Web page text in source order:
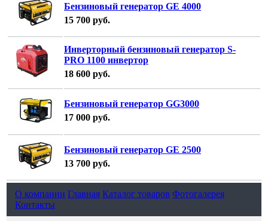
Бензиновый генератор GE 4000
15 700 руб.
Инверторный бензиновый генератор S-
PRO 1100 инвертор
18 600 руб.
Бензиновый генератор GG3000
17 000 руб.
Бензиновый генератор GE 2500
13 700 руб.
О компании Главная Каталог товаров Фотогалерея
Контакты